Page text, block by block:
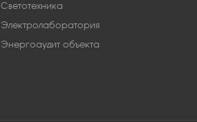
Светотехника
Электролаборатория
Энергоаудит объекта